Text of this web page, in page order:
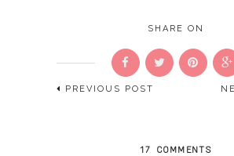
SHARE ON
PREVIOUS POST
17 COMMENTS